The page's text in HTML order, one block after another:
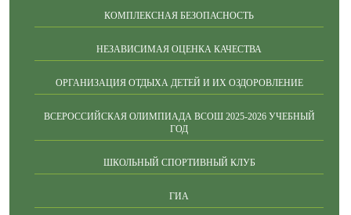
КОМПЛЕКСНАЯ БЕЗОПАСНОСТЬ
НЕЗАВИСИМАЯ ОЦЕНКА КАЧЕСТВА
ОРГАНИЗАЦИЯ ОТДЫХА ДЕТЕЙ И ИХ ОЗДОРОВЛЕНИЕ
ВСЕРОССИЙСКАЯ ОЛИМПИАДА ВСОШ 2025-2026 УЧЕБНЫЙ
ГОД
ШКОЛЬНЫЙ СПОРТИВНЫЙ КЛУБ
ГИА